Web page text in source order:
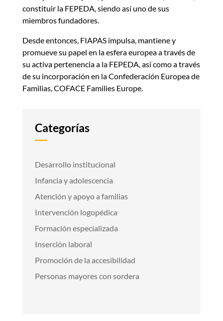
constituir la FEPEDA, siendo así uno de sus
miembros fundadores.
Desde entonces, FIAPAS impulsa, mantiene y
promueve su papel en la esfera europea a través de
su activa pertenencia a la FEPEDA, así como a través
de su incorporación en la Confederación Europea de
Familias, COFACE Families Europe.
Categorías
Desarrollo institucional
Infancia y adolescencia
Atención y apoyo a familias
Intervención logopédica
Formación especializada
Inserción laboral
Promoción de la accesibilidad
Personas mayores con sordera